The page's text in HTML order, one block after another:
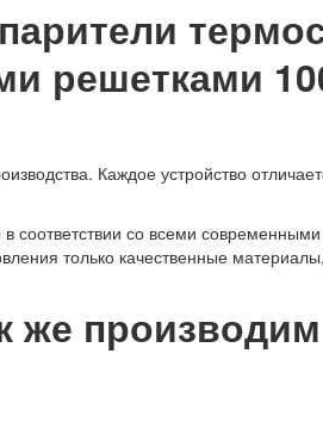
решетками
Каждое устройство
соответствии со всеми
только качественные
же производим